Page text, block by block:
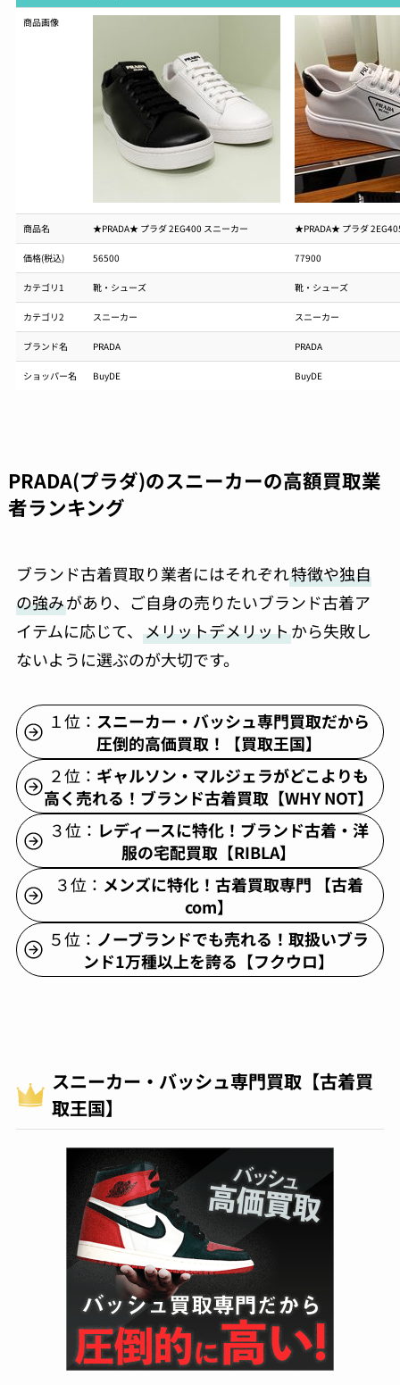
商品画像
商品名 ★PRADA★ プラダ 2EG400 スニーカー ★PRADA★ プラダ
価格(税込) 56500 77900
カテゴリ1 靴・シューズ 靴・シューズ
カテゴリ2 スニーカー スニーカー
ブランド名 PRADA PRADA
ショッパー名 BuyDE BuyDE
PRADA(プラダ)のスニーカーの高額買取業
者ランキング
ブランド古着買取り業者にはそれぞれ特徴や独自
の強みがあり、ご自身の売りたいブランド古着ア
イテムに応じて、 メリットデメリットから失敗し
ないように選ぶのが大切です。
１位： スニーカー・バッシュ専門買取だから
圧倒的高価買取！【買取王国】
２位： ギャルソン・マルジェラがどこよりも
高く売れる！ブランド古着買取【WHY NOT】
３位： レディースに特化！ブランド古着・洋
服の宅配買取【RIBLA】
３位： メンズに特化！古着買取専門 【古着
com】
５位： ノーブランドでも売れる！取扱いブラ
ンド1万種以上を誇る【フクウロ】
スニーカー・バッシュ専門買取【古着買
取王国】